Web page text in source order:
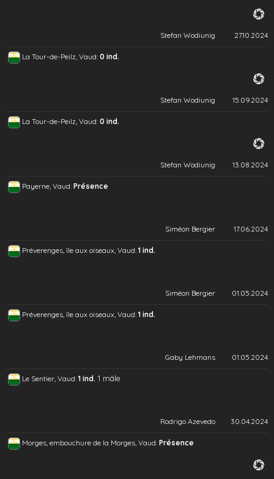
Stefan Wodiunig 27.10.2024
La Tour-de-Peilz, Vaud: 0 ind.
Stefan Wodiunig 15.09.2024
La Tour-de-Peilz, Vaud: 0 ind.
Stefan Wodiunig 13.08.2024
Payerne, Vaud: Présence
Siméon Bergier 17.06.2024
Préverenges, île aux oiseaux, Vaud: 1 ind.
Siméon Bergier 01.05.2024
Préverenges, île aux oiseaux, Vaud: 1 ind.
Gaby Lehmans 01.05.2024
Le Sentier, Vaud: 1 ind. 1 mâle
Rodrigo Azevedo 30.04.2024
Morges, embouchure de la Morges, Vaud: Présence